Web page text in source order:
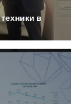
техники в